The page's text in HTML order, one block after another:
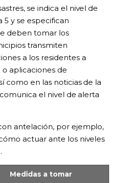
se indica el nivel de
5 y se especifican
deben tomar los
transmiten
a los residentes a
aplicaciones de
como en las noticias de la
el nivel de alerta
antelación, por ejemplo,
actuar ante los niveles
Medidas a tomar